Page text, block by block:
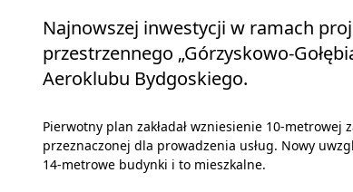
Najnowszej inwestycji w ramach
przestrzennego „Górzyskowo-
Aeroklubu Bydgoskiego.
Pierwotny plan zakładał wzniesienie 10-metrowej
przeznaczonej dla prowadzenia usług. Nowy
14-metrowe budynki i to mieszkalne.